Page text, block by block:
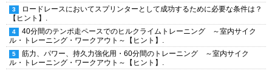
ロードレースにおいてスプリンターとして成功するために必要な条件は？
【ヒント】.
40分間のテンポ走ペースでのヒルクライムトレーニング ～室内サイク
ル・トレーニング・ワークアウト～【ヒント】.
筋力、パワー、持久力強化用・60分間のトレーニング ～室内サイク
ル・トレーニング・ワークアウト～【ヒント】.